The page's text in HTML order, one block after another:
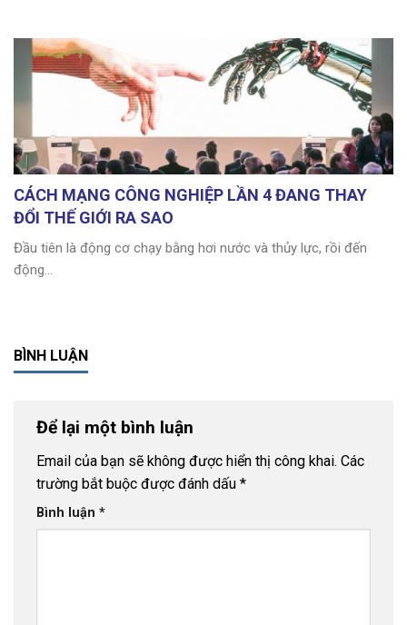
CÁCH MẠNG CÔNG NGHIỆP LẦN 4 ĐANG THAY
ĐỔI THẾ GIỚI RA SAO
Đầu tiên là động cơ chạy bằng hơi nước và thủy lực, rồi đến
động...
BÌNH LUẬN
Để lại một bình luận
Email của bạn sẽ không được hiển thị công khai. Các
trường bắt buộc được đánh dấu *
Bình luận *